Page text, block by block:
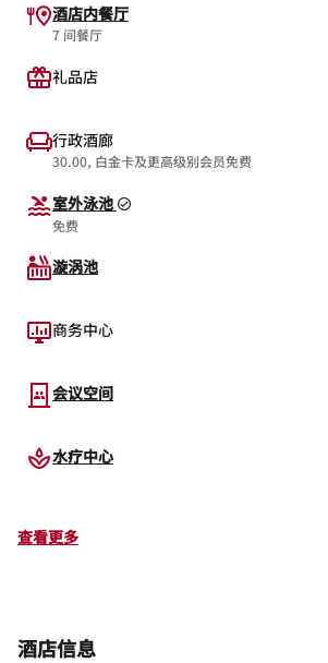
酒店内餐厅
7 间餐厅
礼品店
行政酒廊
30.00, 白金卡及更高级别会员免费
室外泳池
免费
漩涡池
商务中心
会议空间
水疗中心
查看更多
酒店信息